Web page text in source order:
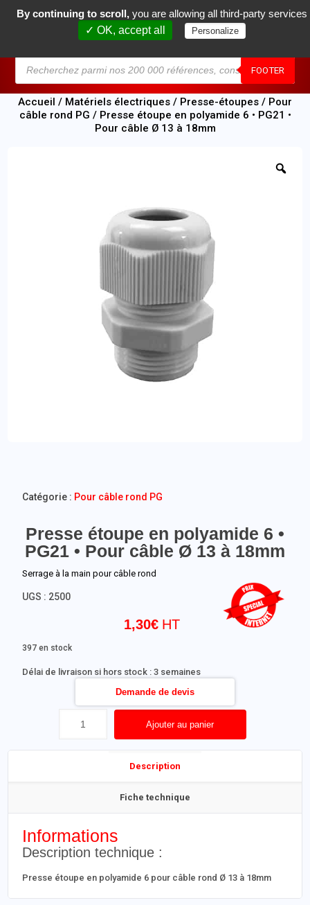
FOOTER
0
Accueil / Matériels électriques / Presse-étoupes / Pour
câble rond PG / Presse étoupe en polyamide 6 • PG21 •
Pour câble Ø 13 à 18mm
Presse étoupe en polyamide 6 •
PG21 • Pour câble Ø 13 à 18mm
1,30€
Délai de livraison si hors stock : 3 semaines
Serrage à la main pour câble rond
397 en stock
Ajouter au panier
Demande de devis
UGS : 2500
Catégorie : Pour câble rond PG
Description
Fiche technique
Informations
Description technique :
Presse étoupe en polyamide 6 pour câble rond Ø 13 à 18mm
By continuing to scroll, you are allowing all third-party services
✓ OK, accept all
Personalize